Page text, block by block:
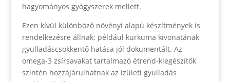
hagyományos gyógyszerek mellett.
Ezen kívül különböző növényi alapú készítmények is
rendelkezésre állnak; például kurkuma kivonatának
gyulladáscsökkentő hatása jól dokumentált. Az
omega-3 zsírsavakat tartalmazó étrend-kiegészítők
szintén hozzájárulhatnak az ízületi gyulladás